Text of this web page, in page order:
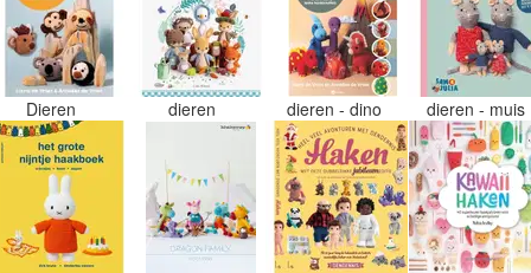
Dieren dieren dieren - dino dieren - muis